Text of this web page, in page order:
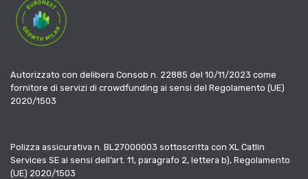
Autorizzato con delibera Consob n. 22885 del 10/11/2023 come
fornitore di servizi di crowdfunding ai sensi del Regolamento (UE)
2020/1503
Polizza assicurativa n. BL27000003 sottoscritta con XL Catlin
Services SE ai sensi dell’art. 11, paragrafo 2, lettera b), Regolamento
(UE) 2020/1503